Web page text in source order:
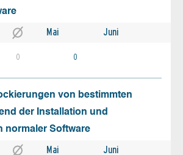
Mai Juni
0 0
von bestimmten
der Installation und
normaler Software
Mai Juni